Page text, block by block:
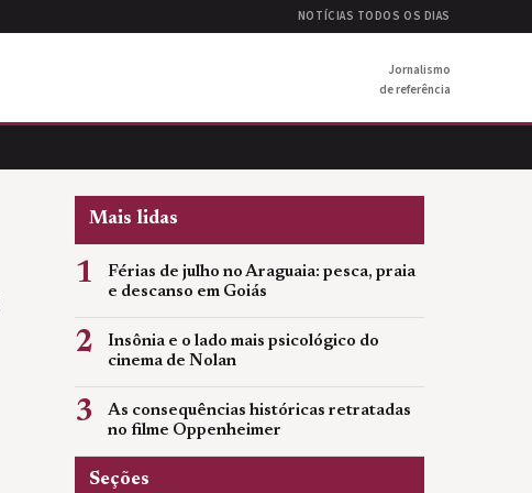
NOTÍCIAS TODOS OS DIAS
Jornalismo
de referência
Mais lidas
1
Férias de julho no Araguaia: pesca, praia
e descanso em Goiás
2
Insônia e o lado mais psicológico do
cinema de Nolan
3
As consequências históricas retratadas
no filme Oppenheimer
Seções